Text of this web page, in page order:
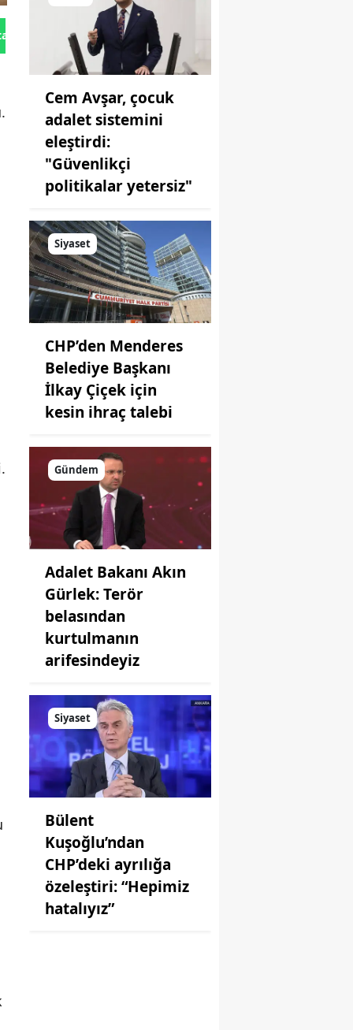
Gönder
Cem Avşar, çocuk
adalet sistemini
eleştirdi:
"Güvenlikçi
politikalar yetersiz"
Siyaset
CHP’den Menderes
Belediye Başkanı
İlkay Çiçek için
kesin ihraç talebi
Gündem
Adalet Bakanı Akın
Gürlek: Terör
belasından
kurtulmanın
arifesindeyiz
Siyaset
Bülent
Kuşoğlu’ndan
CHP’deki ayrılığa
özeleştiri: “Hepimiz
hatalıyız”